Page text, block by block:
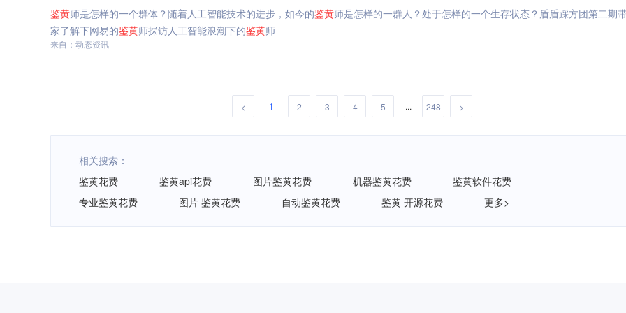
鉴黄师是怎样的一个群体？随着人工智能技术的进步，如今的鉴黄师是怎样的一群人？处于怎样的一个生存状态？盾盾踩方团第二期
家了解下网易的鉴黄师探访人工智能浪潮下的鉴黄师
来自：动态资讯
< 1 2 3 4 5 ... 248 >
相关搜索：
鉴黄花费
鉴黄api花费 图片鉴黄花费 机器鉴黄花费
鉴黄软件花费
专业鉴黄花费
图片 鉴黄花费 自动鉴黄花费 鉴黄 开源花费 更多>